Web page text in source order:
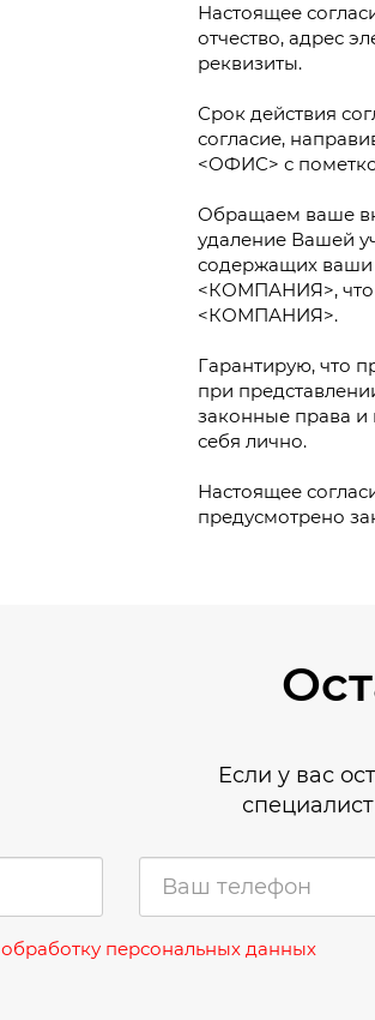
Настоящее
отчество, адрес
реквизиты.
Срок действия
согласие,
<ОФИС> с
Обращаем ваше
удаление Вашей
содержащих ваши
<КОМПАНИЯ>, что
<КОМПАНИЯ>.
Гарантирую, что
при
законные права и
себя лично.
Настоящее
предусмотрено
Если у вас
обработку персональных данных